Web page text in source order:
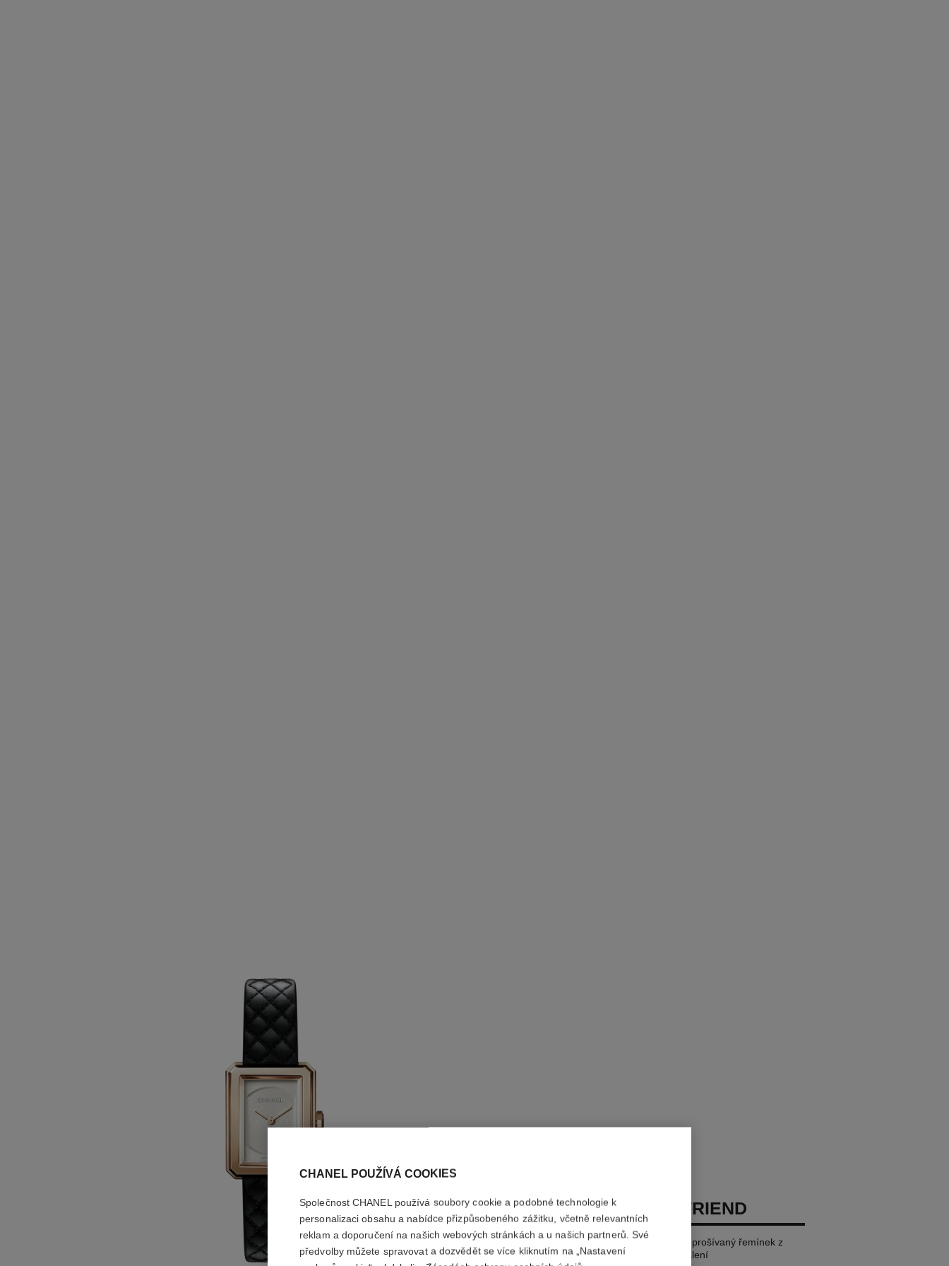
HODINKY BOY·FRIEND
Menší verze, BÉŽOVÉ ZLATO, prošívaný řemínek z
telecí kůže, druhý řemínek v balení
CHANEL POUŽÍVÁ COOKIES
Společnost CHANEL používá soubory cookie a podobné technologie k
personalizaci obsahu a nabídce přizpůsobeného zážitku, včetně relevantních
reklam a doporučení na našich webových stránkách a u našich partnerů. Své
předvolby můžete spravovat a dozvědět se více kliknutím na „Nastavení